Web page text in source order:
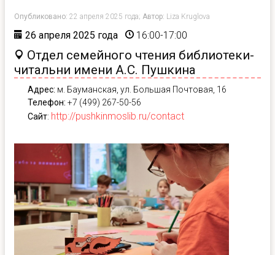
Опубликовано: 22 апреля 2025 года; Автор: Liza Kruglova
26 апреля 2025 года 16:00-17:00
Отдел семейного чтения библиотеки-
читальни имени А.С. Пушкина
Адрес: м. Бауманская, ул. Большая Почтовая, 16
Телефон: +7 (499) 267-50-56
Сайт: http://pushkinmoslib.ru/contact